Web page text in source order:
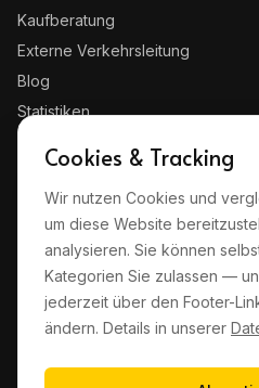
Kaufberatung
Externe Verkehrsleitung
Blog
Statistiken
RECHTLICHES
Impressum
Datenschutz
AGB
Haftungsausschluss
Cookie-Einstellungen
Cookies & Tracking
Wir nutzen Cookies und
um diese Website
analysieren. Sie können
Kategorien Sie zulassen —
jederzeit über den Footer-
ändern. Details in unserer